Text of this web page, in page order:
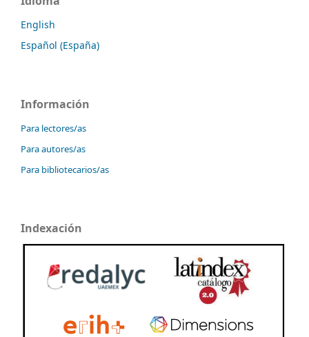
English
Español (España)
Información
Para lectores/as
Para autores/as
Para bibliotecarios/as
Indexación